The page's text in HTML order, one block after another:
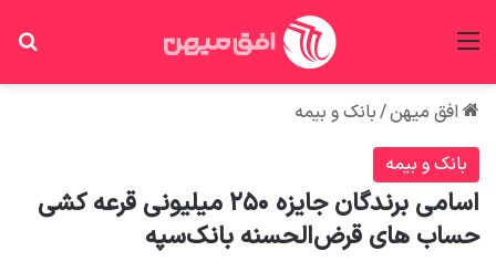
افق میهن/بانک و بیمه
بانک و بیمه
اسامی برندگان جایزه ۲۵۰ میلیونی قرعه کشی
حساب های قرض‌الحسنه بانک‌سپه